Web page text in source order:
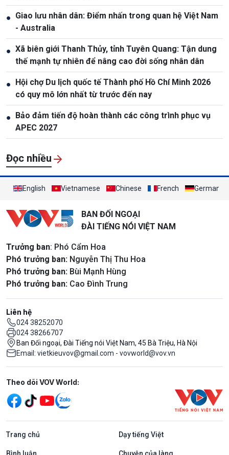
● Giao lưu nhân dân: Điểm nhấn trong quan hệ Việt Nam
- Australia
● Xã biên giới Thanh Thủy, tỉnh Tuyên Quang: Tận dung
thế mạnh tự nhiên để nâng cao đời sống nhân dân
● Hội chợ Du lịch quốc tế Thành phố Hồ Chí Minh 2026
có quy mô lớn nhất từ trước đến nay
● Bảo đảm tiến độ hoàn thành các công trình phục vụ
APEC 2027
Đọc nhiều
English Vietnamese Chinese French German
BAN ĐỐI NGOẠI
ĐÀI TIẾNG NÓI VIỆT NAM
Trưởng ban: Phó Cẩm Hoa
Phó trưởng ban: Nguyễn Thị Thu Hoa
Phó trưởng ban: Bùi Mạnh Hùng
Phó trưởng ban: Cao Đình Trung
Liên hệ
024 38252070
024 38266707
Ban Đối ngoại, Đài Tiếng nói Việt Nam, 45 Bà Triệu, Hà Nội
Email: vietkieuvov@gmail.com - vovworld@vov.vn
Mạng xã hội
Theo dõi VOV World:
Trang chủ Dạy tiếng Việt